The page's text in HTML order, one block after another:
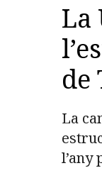
La
de
La
l’any